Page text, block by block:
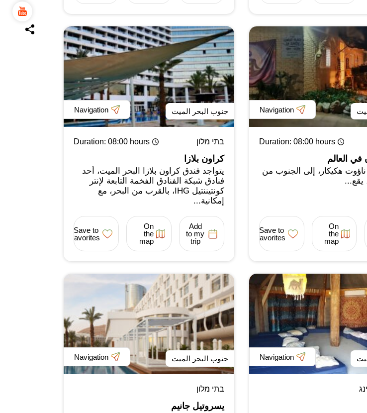
Navigation
Duration: 08:00 hours
العالم
هكيكار، إلى الجنوب من
يقع...
On
the
map
Save to
favorites
جنوب البحر الميت Navigation
בתי מלון Duration: 08:00 hours
كراون بلازا
يتواجد فندق كراون بلازا البحر الميت، أحد
فنادق شبكة الفنادق الفخمة التابعة لإنتر
كونتيننتيل IHG، بالقرب من البحر، مع
إمكانية...
Add
to my
trip
On
the
map
Save to
favorites
Navigation جنوب البحر الميت Navigation
בתי מלון
يسروتيل جانيم